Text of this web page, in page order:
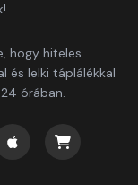
hogy hiteles
és lelki táplálékkal
órában.